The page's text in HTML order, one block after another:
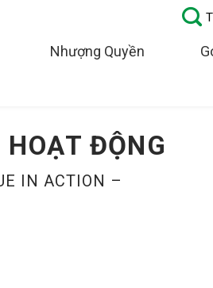
Nhượng Quyền
HOẠT ĐỘNG
IN ACTION –